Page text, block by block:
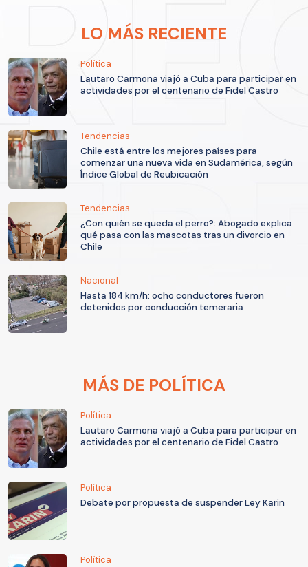
LO MÁS RECIENTE
Política
Lautaro Carmona viajó a Cuba para participar en
actividades por el centenario de Fidel Castro
Tendencias
Chile está entre los mejores países para
comenzar una nueva vida en Sudamérica, según
Índice Global de Reubicación
Tendencias
¿Con quién se queda el perro?: Abogado explica
qué pasa con las mascotas tras un divorcio en
Chile
Nacional
Hasta 184 km/h: ocho conductores fueron
detenidos por conducción temeraria
MÁS DE POLÍTICA
Política
Lautaro Carmona viajó a Cuba para participar en
actividades por el centenario de Fidel Castro
Política
Debate por propuesta de suspender Ley Karin
Política